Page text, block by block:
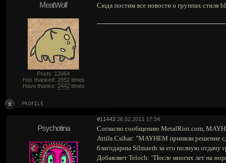
MeatWolf
Posts: 12064
Has thanked: 2652times
Have thanks: 2442times
Сюда постим все новости о группах стиля
#11443 26.02.2011 17:34
Psychotina
Согласно сообщению MetalRiot.com,
Attila Csihar: "MAYHEM приняли решение
благодарны Silmaeth за его полную отдачу
Добавляет Teloch: "После многих лет на